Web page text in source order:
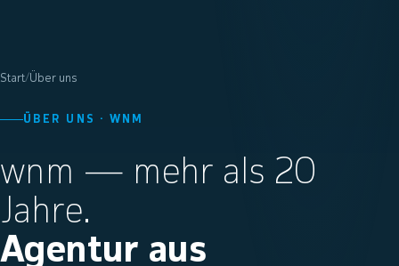
Start/Über uns
ÜBER UNS · WNM
wnm — mehr als 20
Jahre.
Agentur aus